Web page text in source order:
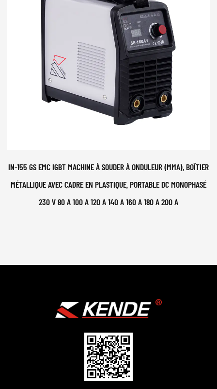
IN-155 GS EMC IGBT MACHINE À SOUDER À ONDULEUR (MMA), BOÎTIER
MÉTALLIQUE AVEC CADRE EN PLASTIQUE, PORTABLE DC MONOPHASÉ
230 V 80 A 100 A 120 A 140 A 160 A 180 A 200 A